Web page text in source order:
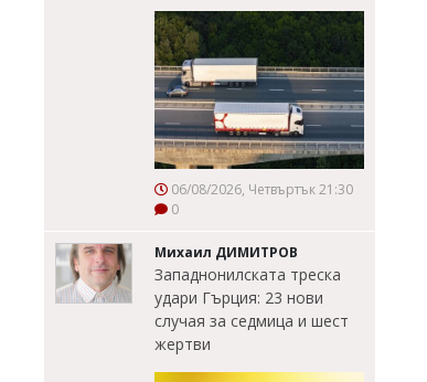
06/08/2026, Четвъртък 21:30
0
Михаил ДИМИТРОВ
Западнонилската треска
удари Гърция: 23 нови
случая за седмица и шест
жертви